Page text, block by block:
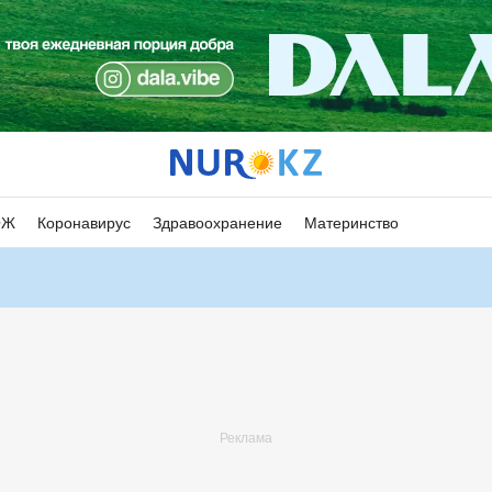
Коронавирус Здравоохранение Материнство